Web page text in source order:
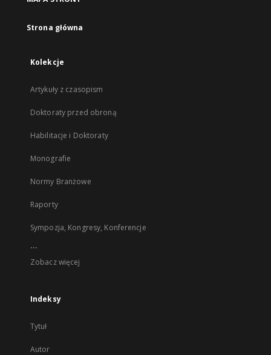
Strona główna
Kolekcje
Artykuły z czasopism
Doktoraty przed obroną
Habilitacje i Doktoraty
Monografie
Normy Branżowe
Raporty
Sympozja, Kongresy, Konferencje
...
Zobacz więcej
Indeksy
Tytuł
Autor